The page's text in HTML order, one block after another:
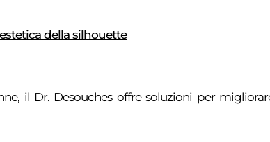
della silhouette
il Dr. Desouches offre soluzioni per